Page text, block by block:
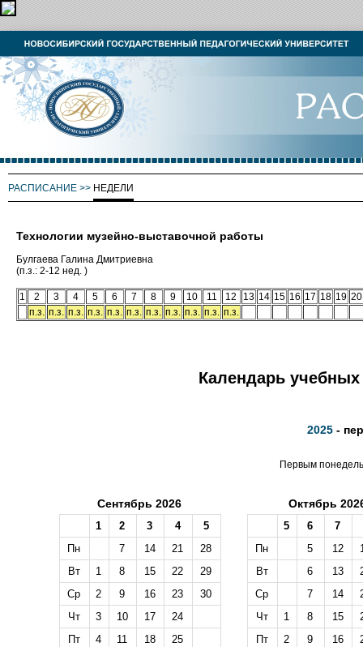
РАСПИСАНИЕ >> НЕДЕЛИ
Технологии музейно-выставочной работы
Булгаева Галина Дмитриевна
(п.з.: 2-12 нед. )
1 2 3 4 5 6 7 8 9 10 11 12 13 14 15 16 17 18 19 20
п.з. п.з. п.з. п.з. п.з. п.з. п.з. п.з. п.з. п.з. п.з.
Календарь
2025 -
Первым
Сентябрь 2026
1 2 3 4
5
Пн
7 14 21
28
Вт
1 8 15 22
29
Ср
2 9 16 23
30
Чт
3 10 17
24
Пт
4 11 18
25
Октябрь
5 6
7
Пн
5 12
Вт
6 13
Ср
7 14
Чт
1 8 15
Пт
2 9 16